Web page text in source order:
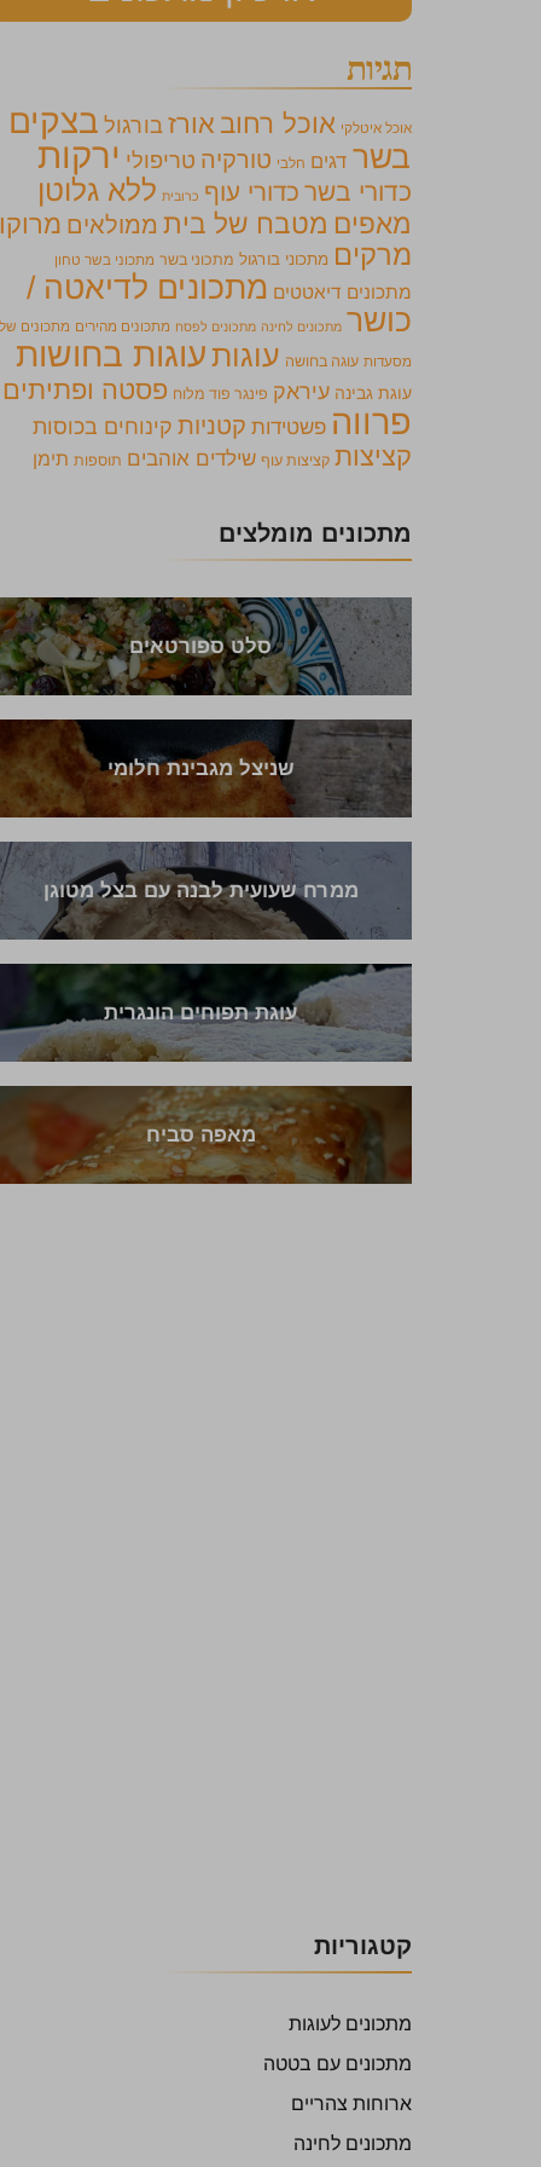
תגיות
אוכל איטלקי אוכל רחוב אורזבורגול בצקים
בשר דגים חלבי טורקיה טריפולי ירקות
כדורי בשר כדורי עוף כרובית ללא גלוטן
מאפים מטבח של בית ממולאים מרוקו
מרקים מתכוני בורגול מתכוני בשר מתכוני בשר טחון
מתכונים דיאטטים מתכונים לדיאטה /
כושר מתכונים לחינה מתכונים לפסח מתכונים מהירים מתכונים של
מסעדות עוגה בחושה עוגותעוגות בחושות
עוגת גבינה עיראק פינגר פוד מלוח פסטה ופתיתים
פרווה פשטידות קטניות קינוחים בכוסות
קציצות קציצות עוף שילדים אוהבים תוספות תימן
מתכונים מומלצים
סלט ספורטאים
שניצל מגבינת חלומי
ממרח שעועית לבנה עם בצל מטוגן
עוגת תפוחים הונגרית
מאפה סביח
קטגוריות
מתכונים לעוגות
מתכונים עם בטטה
ארוחות צהריים
מתכונים לחינה